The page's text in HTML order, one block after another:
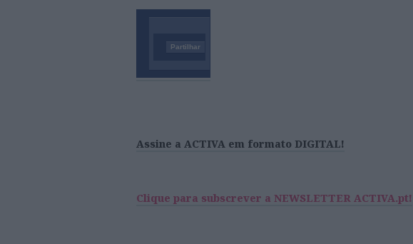
Partilhar
Assine a ACTIVA em formato DIGITAL!
Clique para subscrever a NEWSLETTER ACTIVA.pt!